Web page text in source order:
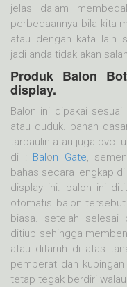
jelas dalam
perbedaannya bila kita
atau dengan kata lain
jadi anda tidak akan
Produk Balon
display.
Balon ini dipakai
atau duduk. bahan
tarpaulin atau juga pvc.
di : Balon Gate,
bahas secara lengkap
display ini. balon ini
otomatis balon
biasa. setelah selesai
ditiup sehingga
atau ditaruh di atas
pemberat dan
tetap tegak berdiri